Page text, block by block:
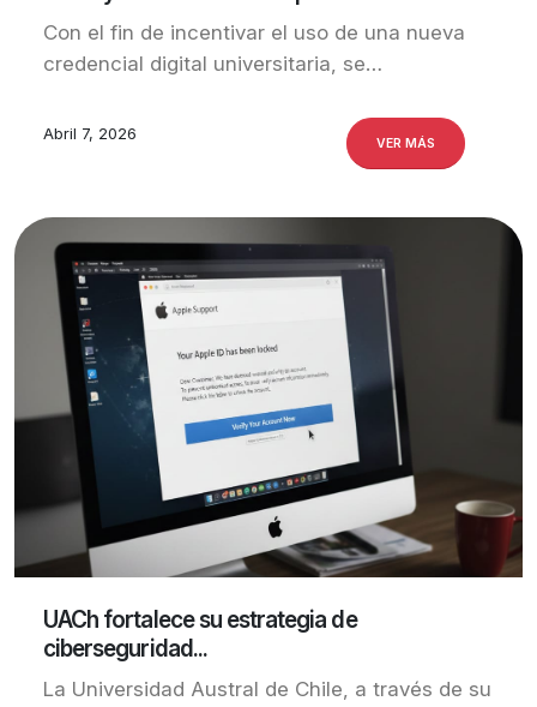
Con el fin de incentivar el uso de una nueva
credencial digital universitaria, se…
Abril 7, 2026
VER MÁS
UACh fortalece su estrategia de
ciberseguridad...
La Universidad Austral de Chile, a través de su